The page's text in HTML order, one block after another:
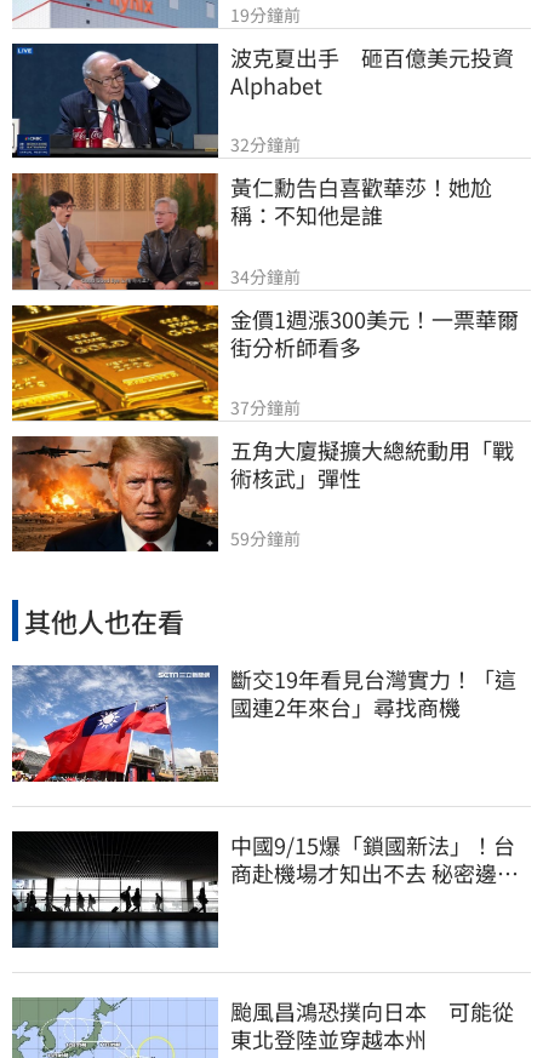
19分鐘前
波克夏出手　砸百億美元投資
Alphabet
32分鐘前
黃仁勳告白喜歡華莎！她尬
稱：不知他是誰
34分鐘前
金價1週漲300美元！一票華爾
街分析師看多
37分鐘前
五角大廈擬擴大總統動用「戰
術核武」彈性
59分鐘前
其他人也在看
斷交19年看見台灣實力！「這
國連2年來台」尋找商機
中國9/15爆「鎖國新法」！台
商赴機場才知出不去 秘密邊控
颱風昌鴻恐撲向日本 可能從
東北登陸並穿越本州